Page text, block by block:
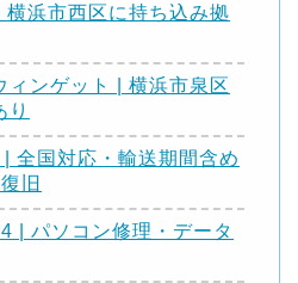
浜市西区に持ち込み拠
ィンゲット | 横浜市泉区
り
全国対応・輸送期間含め
旧
| パソコン修理・データ